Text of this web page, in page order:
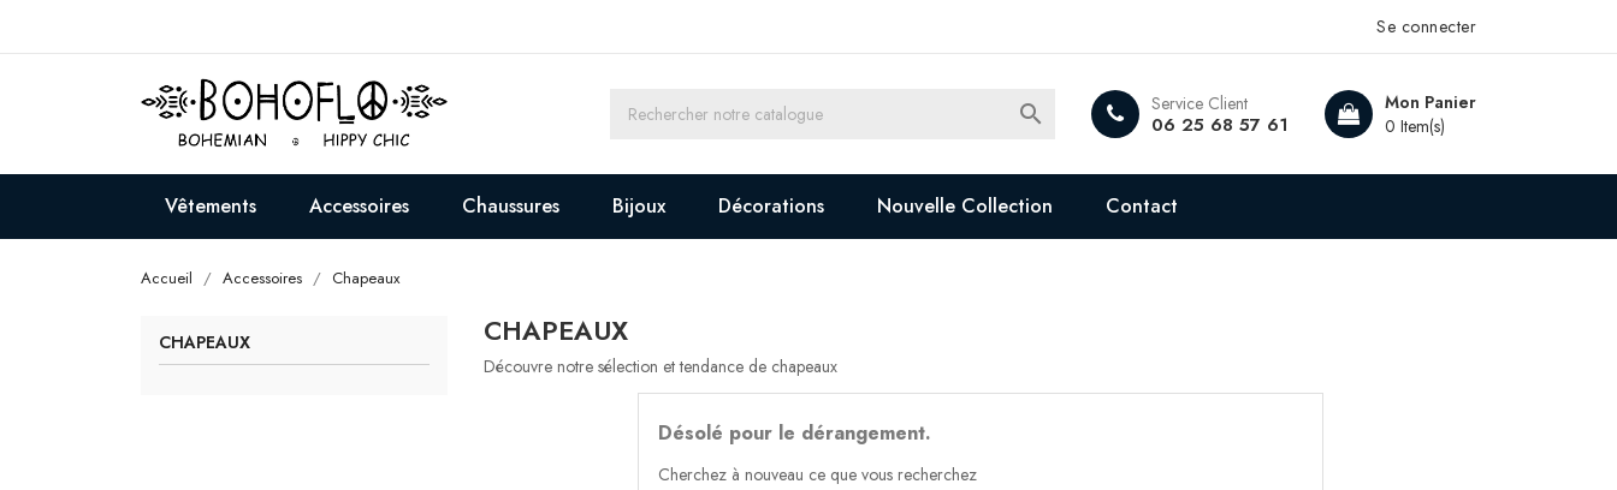
Se connecter
Mon Panier
0 Item(s)
Service Client
06 25 68 57 61

Vêtements Accessoires Chaussures Bijoux Décorations Nouvelle Collection Contact
Accueil Accessoires Chapeaux
CHAPEAUX CHAPEAUX
Découvre notre sélection et tendance de chapeaux
Désolé pour le dérangement.
Cherchez à nouveau ce que vous recherchez